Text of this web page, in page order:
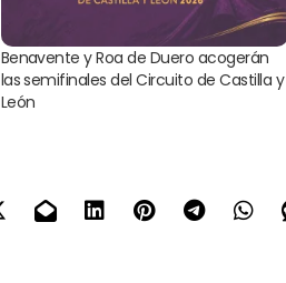
Benavente y Roa de Duero acogerán
las semifinales del Circuito de Castilla y
León